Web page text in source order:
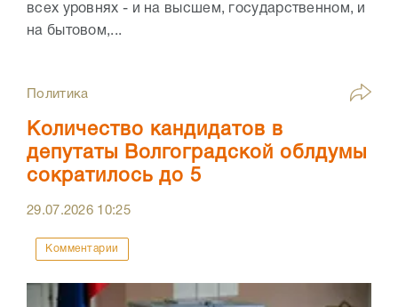
всех уровнях - и на высшем, государственном, и
на бытовом,...
Политика
Количество кандидатов в
депутаты Волгоградской облдумы
сократилось до 5
29.07.2026 10:25
Комментарии